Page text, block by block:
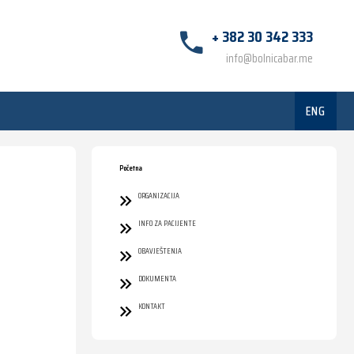
+ 382 30 342 333
info@bolnicabar.me
ENG
Početna
ORGANIZACIJA
INFO ZA PACIJENTE
OBAVJEŠTENJA
DOKUMENTA
KONTAKT